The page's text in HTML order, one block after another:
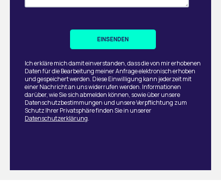
Ich erkläre mich damit einverstanden, dass die von mir erhobenen
Daten für die Bearbeitung meiner Anfrage elektronisch erhoben
und gespeichert werden. Diese Einwilligung kann jederzeit mit
einer Nachricht an uns widerrufen werden. Informationen
darüber, wie Sie sich abmelden können, sowie über unsere
Datenschutzbestimmungen und unsere Verpflichtung zum
Schutz Ihrer Privatsphäre finden Sie in unserer
Datenschutzerklärung.